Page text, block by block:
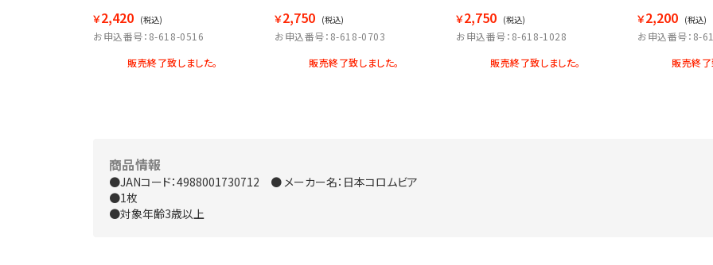
￥2,420 (税込)
お申込番号：8-618-0516
販売終了致しました。
￥2,750 (税込)
お申込番号：8-618-0703
販売終了致しました。
￥2,750 (税込)
お申込番号：8-618-1028
販売終了致しました。
￥2,200 (税込)
お申込番号：8-
販売終了
商品情報
●JANコード：4988001730712 ● メーカー名：日本コロムビア
●1枚
●対象年齢3歳以上